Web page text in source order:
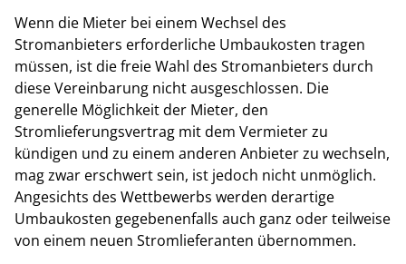
Wenn die Mieter bei einem Wechsel des
Stromanbieters erforderliche Umbaukosten tragen
müssen, ist die freie Wahl des Stromanbieters durch
diese Vereinbarung nicht ausgeschlossen. Die
generelle Möglichkeit der Mieter, den
Stromlieferungsvertrag mit dem Vermieter zu
kündigen und zu einem anderen Anbieter zu wechseln,
mag zwar erschwert sein, ist jedoch nicht unmöglich.
Angesichts des Wettbewerbs werden derartige
Umbaukosten gegebenenfalls auch ganz oder teilweise
von einem neuen Stromlieferanten übernommen.